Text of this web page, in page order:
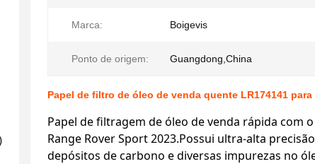
Marca: Boigevis
Ponto de origem: Guangdong,China
Papel de filtro de óleo de venda quente LR174141
Papel de filtragem de óleo de venda rápida com
Range Rover Sport 2023.Possui ultra-alta
depósitos de carbono e diversas impurezas no